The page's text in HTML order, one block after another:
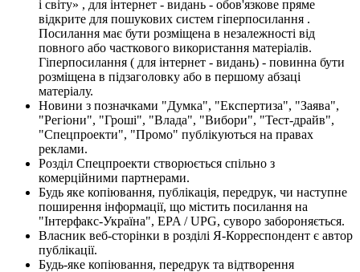
і світу» , для інтернет - видань - обов'язкове пряме
відкрите для пошукових систем гіперпосилання .
Посилання має бути розміщена в незалежності від
повного або часткового використання матеріалів.
Гіперпосилання ( для інтернет - видань) - повинна бути
розміщена в підзаголовку або в першому абзаці
матеріалу.
Новини з позначками "Думка", "Експертиза", "Заява",
"Регіони", "Гроші", "Влада", "Вибори", "Тест-драйв",
"Спецпроекти", "Промо" публікуються на правах
реклами.
Розділ Спецпроекти створюється спільно з
комерційними партнерами.
Будь яке копіювання, публікація, передрук, чи наступне
поширення інформації, що містить посилання на
"Інтерфакс-Україна", EPA / UPG, суворо забороняється.
Власник веб-сторінки в розділі Я-Корреспондент є автор
публікації.
Будь-яке копіювання, передрук та відтворення